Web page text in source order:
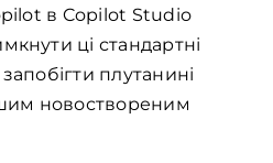
в Copilot Studio
ці стандартні
плутанині
новоствореним